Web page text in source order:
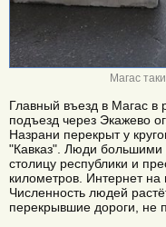
Магас
Главный въезд в Магас в
подъезд через Экажево
Назрани перекрыт у
"Кавказ". Люди
столицу республики и
километров. Интернет на
Численность людей
перекрывшие дороги, не